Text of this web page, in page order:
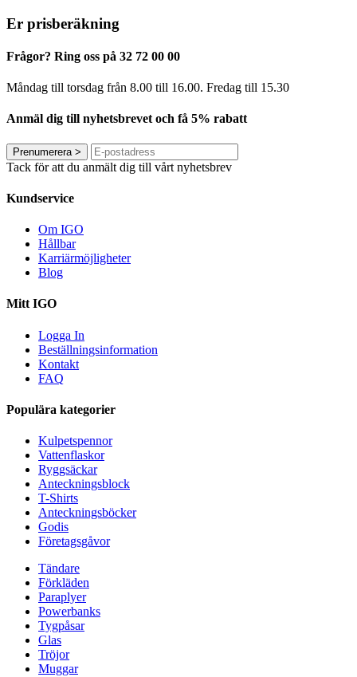
Er prisberäkning
Frågor? Ring oss på 32 72 00 00
Måndag till torsdag från 8.00 till 16.00. Fredag ​​till 15.30
Anmäl dig till nyhetsbrevet och få 5% rabatt
Prenumerera >
Tack för att du anmält dig till vårt nyhetsbrev
Kundservice
Om IGO
Hållbar
Karriärmöjligheter
Blog
Mitt IGO
Logga In
Beställningsinformation
Kontakt
FAQ
Populära kategorier
Kulpetspennor
Vattenflaskor
Ryggsäckar
Anteckningsblock
T-Shirts
Anteckningsböcker
Godis
Företagsgåvor
Tändare
Förkläden
Paraplyer
Powerbanks
Tygpåsar
Glas
Tröjor
Muggar